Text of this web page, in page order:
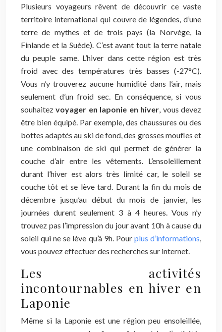
Plusieurs voyageurs rêvent de découvrir ce vaste
territoire international qui couvre de légendes, d’une
terre de mythes et de trois pays (la Norvège, la
Finlande et la Suède). C’est avant tout la terre natale
du peuple same. L’hiver dans cette région est très
froid avec des températures très basses (-27°C).
Vous n’y trouverez aucune humidité dans l’air, mais
seulement d’un froid sec. En conséquence, si vous
souhaitezvoyager en laponie en hiver, vous devez
être bien équipé. Par exemple, des chaussures ou des
bottes adaptés au ski de fond, des grosses moufles et
une combinaison de ski qui permet de générer la
couche d’air entre les vêtements. L’ensoleillement
durant l’hiver est alors très limité car, le soleil se
couche tôt et se lève tard. Durant la fin du mois de
décembre jusqu’au début du mois de janvier, les
journées durent seulement 3 à 4 heures. Vous n’y
trouvez pas l’impression du jour avant 10h à cause du
soleil qui ne se lève qu’à 9h. Pour plus d’informations,
vous pouvez effectuer des recherches sur internet.
Les activités
incontournables en hiver en
Laponie
Même si la Laponie est une région peu ensoleillée,